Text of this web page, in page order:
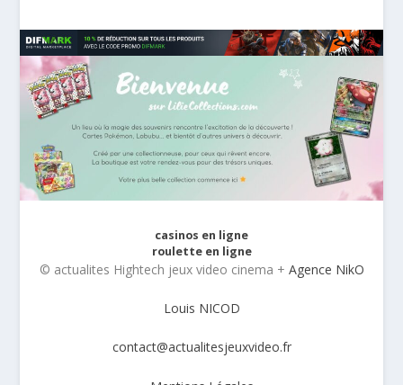
casinos en ligne
roulette en ligne
© actualites Hightech jeux video cinema + Agence NikO
Louis NICOD
contact@actualitesjeuxvideo.fr